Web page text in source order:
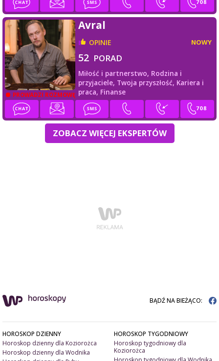
PROWADZI ROZMOWĘ
Avral
OPINIE NOWY
52 PORAD
Miłość i partnerstwo, Rodzina i
przyjaciele, Twoja przyszłość, Kariera i
praca, Finanse
ZOBACZ WIĘCEJ EKSPERTÓW
BĄDŹ NA BIEŻĄCO:
HOROSKOP DZIENNY
Horoskop dzienny dla Koziorożca
Horoskop dzienny dla Wodnika
HOROSKOP TYGODNIOWY
Horoskop tygodniowy dla
Koziorożca